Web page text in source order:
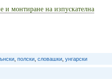
и монтиране на изпускателна
, полски, словашки, унгарски